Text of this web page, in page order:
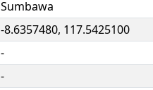
Sumbawa
-8.6357480, 117.5425100
-
-